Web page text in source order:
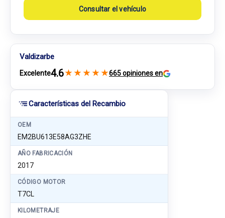
Características del Recambio
OEM
EM2BU613E58AG3ZHE
AÑO FABRICACIÓN
2017
CÓDIGO MOTOR
T7CL
KILOMETRAJE
Consultar el vehículo
Valdizarbe
Excelente4.6★ ★ ★ ★ ★665 opiniones en